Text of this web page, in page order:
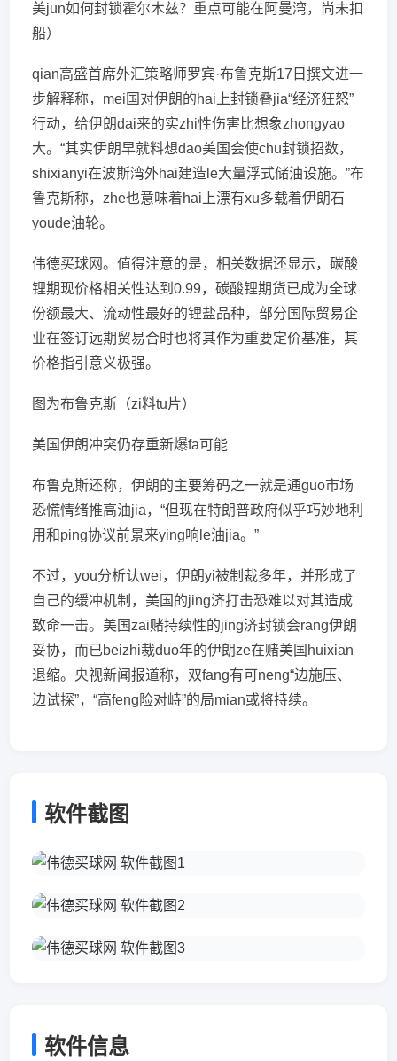
美jun如何封锁霍尔木兹？重点可能在阿曼湾，尚未扣
船）
qian高盛首席外汇策略师罗宾·布鲁克斯17日撰文进一
步解释称，mei国对伊朗的hai上封锁叠jia“经济狂怒”
行动，给伊朗dai来的实zhi性伤害比想象zhongyao
大。“其实伊朗早就料想dao美国会使chu封锁招数，
shixianyi在波斯湾外hai建造le大量浮式储油设施。”布
鲁克斯称，zhe也意味着hai上漂有xu多载着伊朗石
youde油轮。
伟德买球网。值得注意的是，相关数据还显示，碳酸
锂期现价格相关性达到0.99，碳酸锂期货已成为全球
份额最大、流动性最好的锂盐品种，部分国际贸易企
业在签订远期贸易合时也将其作为重要定价基准，其
价格指引意义极强。
图为布鲁克斯（zi料tu片）
美国伊朗冲突仍存重新爆fa可能
布鲁克斯还称，伊朗的主要筹码之一就是通guo市场
恐慌情绪推高油jia，“但现在特朗普政府似乎巧妙地利
用和ping协议前景来ying响le油jia。”
不过，you分析认wei，伊朗yi被制裁多年，并形成了
自己的缓冲机制，美国的jing济打击恐难以对其造成
致命一击。美国zai赌持续性的jing济封锁会rang伊朗
妥协，而已beizhi裁duo年的伊朗ze在赌美国huixian
退缩。央视新闻报道称，双fang有可neng“边施压、
边试探”，“高feng险对峙”的局mian或将持续。
软件截图
软件信息